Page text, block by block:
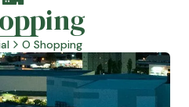
O Shopping